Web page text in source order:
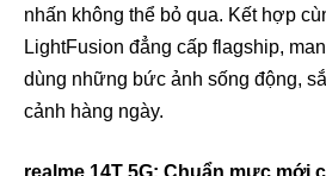
nhấn không thể bỏ qua. Kết hợp
LightFusion đẳng cấp flagship,
dùng những bức ảnh sống động,
cảnh hàng ngày.